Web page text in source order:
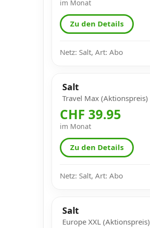
im Monat
Zu den Details
Netz: Salt, Art: Abo
Salt
Travel Max (Aktionspreis)
CHF 39.95
im Monat
Zu den Details
Netz: Salt, Art: Abo
Salt
Europe XXL (Aktionspreis)